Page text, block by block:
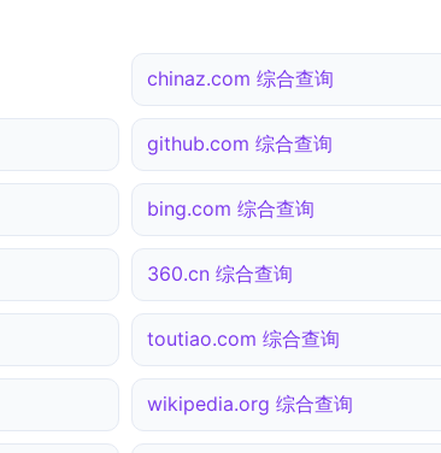
chinaz.com 综合查询
github.com 综合查询
bing.com 综合查询
360.cn 综合查询
toutiao.com 综合查询
wikipedia.org 综合查询